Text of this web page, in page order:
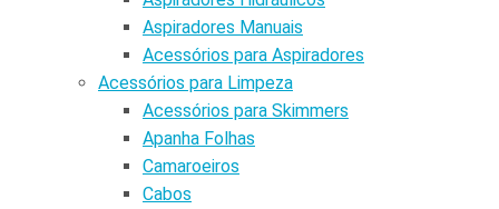
Aspiradores Manuais
Acessórios para Aspiradores
Acessórios para Limpeza
Acessórios para Skimmers
Apanha Folhas
Camaroeiros
Cabos